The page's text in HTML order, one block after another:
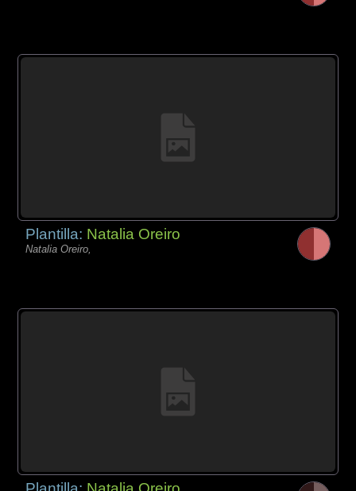
Plantilla: Natalia Oreiro
Natalia Oreiro,